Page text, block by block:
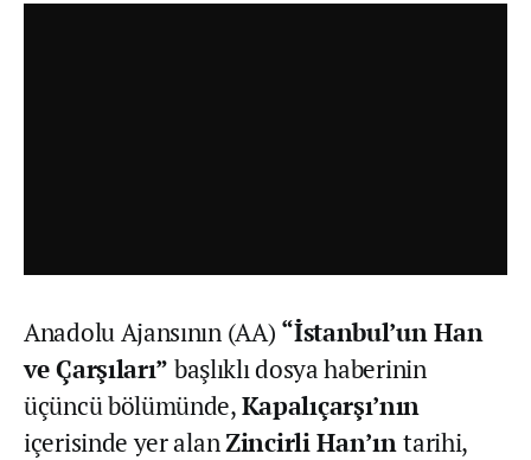
Anadolu Ajansının (AA) “İstanbul’un Han
ve Çarşıları” başlıklı dosya haberinin
üçüncü bölümünde,Kapalıçarşı’nın
içerisinde yer alanZincirli Han’ıntarihi,